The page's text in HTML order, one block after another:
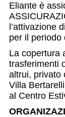
Eliante è
l’attivazione
per il periodo
La copertura
trasferimenti
altrui, privato
Villa
al Centro